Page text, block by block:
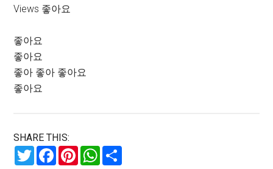
Views 좋아요
좋아요
좋아요
좋아 좋아 좋아요
좋아요
SHARE THIS:
TwitterFacebookPinterestWhatsApp